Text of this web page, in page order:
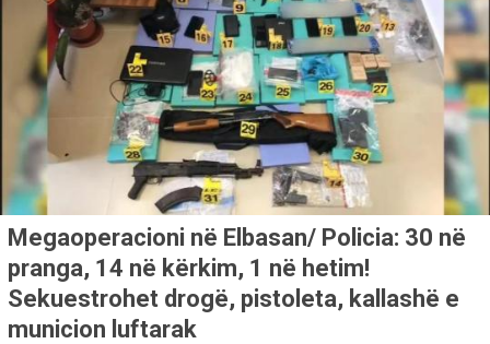
Megaoperacioni në Elbasan/ Policia: 30 në
pranga, 14 në kërkim, 1 në hetim!
Sekuestrohet drogë, pistoleta, kallashë e
municion luftarak